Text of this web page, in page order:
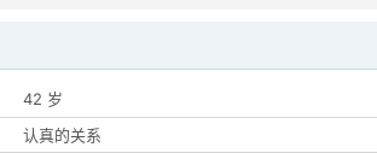
42 岁
认真的关系